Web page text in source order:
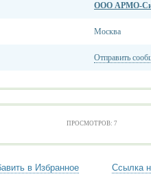
ООО АРМО-
Москва
Отправить
ПРОСМОТРОВ: 7
в Избранное Ссылка